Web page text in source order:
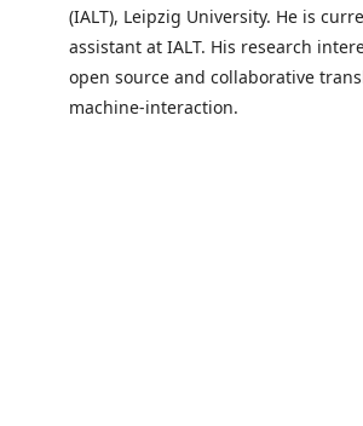
(IALT), Leipzig University. He is
assistant at IALT. His research
open source and collaborative
machine-interaction.